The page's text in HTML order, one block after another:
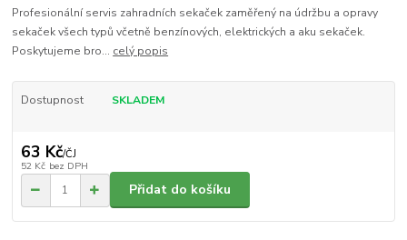
Profesionální servis zahradních sekaček zaměřený na údržbu a opravy
sekaček všech typů včetně benzínových, elektrických a aku sekaček.
Poskytujeme bro... celý popis
Dostupnost SKLADEM
63 Kč/ČJ
52 Kč bez DPH
Přidat do košíku